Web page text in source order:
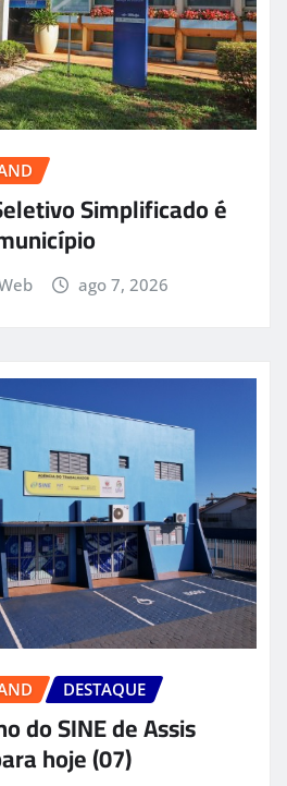
Simplificado é
ago 7, 2026
DESTAQUE
do SINE de Assis
hoje (07)